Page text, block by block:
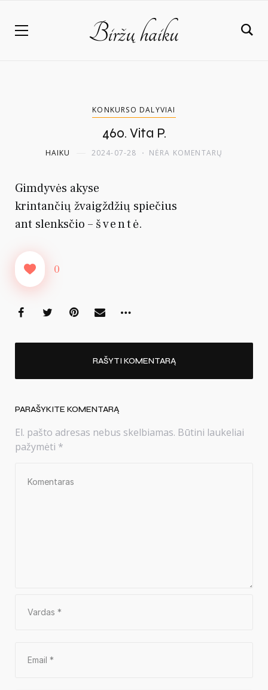
KONKURSO DALYVIAI
460. Vita P.
HAIKU 2024-07-28 NĖRA KOMENTARŲ
Gimdyvės akyse
krintančių žvaigždžių spiečius
ant slenksčio – šventė.
0
RAŠYTI KOMENTARĄ
PARAŠYKITE KOMENTARĄ
El. pašto adresas nebus skelbiamas. Būtini laukeliai
pažymėti *